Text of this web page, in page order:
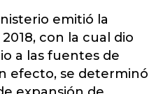
emitió la
con la cual dio
a las fuentes de
efecto, se determinó